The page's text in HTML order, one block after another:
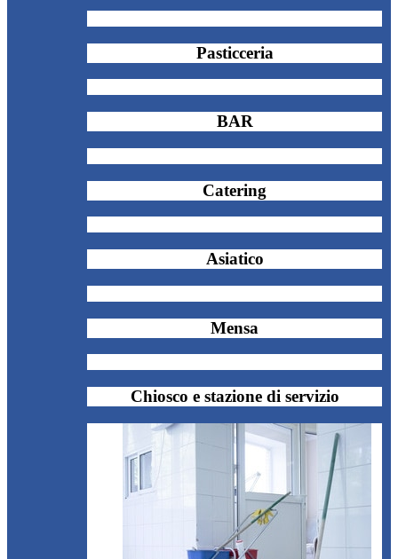
Pasticceria
BAR
Catering
Asiatico
Mensa
Chiosco e stazione di servizio